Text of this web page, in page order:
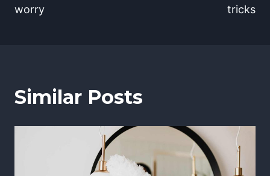
worry
tricks
Similar Posts